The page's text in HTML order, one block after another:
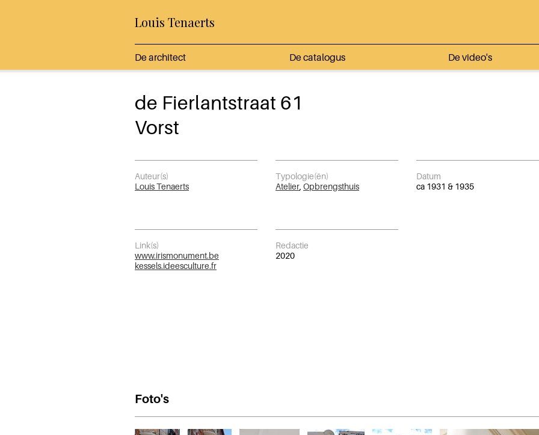
Louis Tenaerts
De architect De catalogus De video's
de Fierlantstraat 61
Vorst
Auteur(s)
Louis Tenaerts
Typologie(ën)
Atelier Opbrengsthuis
Datum
ca 1931 & 1935
Link(s)
www.irismonument.be
kessels.ideesculture.fr
Redactie
2020
Foto's